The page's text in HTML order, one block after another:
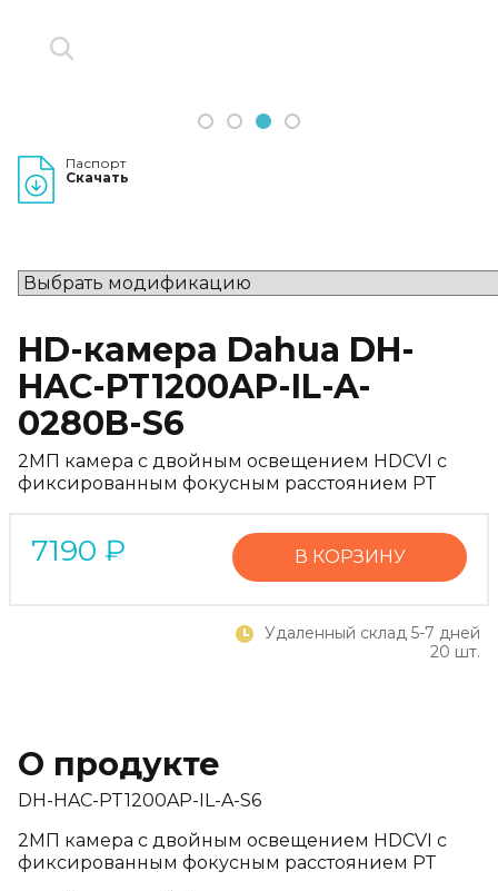
1 2 3 4
Паспорт
Скачать
HD-камера Dahua DH-
HAC-PT1200AP-IL-A-
0280B-S6
2МП камера с двойным освещением HDCVI с
фиксированным фокусным расстоянием PT
7190 ₽ В КОРЗИНУ
Удаленный склад 5-7 дней
20 шт.
О продукте
DH-HAC-PT1200AP-IL-A-S6
2МП камера с двойным освещением HDCVI с
фиксированным фокусным расстоянием PT